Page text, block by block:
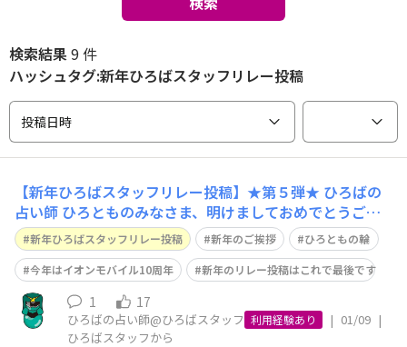
検索結果9 件
ハッシュタグ:新年ひろばスタッフリレー投稿
投稿日時
【新年ひろばスタッフリレー投稿】★第５弾★ ひろばの
占い師 ひろとものみなさま、明けましておめでとうござ
います🎍🗻🌞 旧年中は格別のご厚情をたまわり、誠にあ
りがとうございました。 私事で恐縮ですが、昨年春には
イオンに入社して20年が経ちました。 最近は、キャリア
アップ↗️としても転職があたりまえ
新年ひろばスタッフリレー投稿 新年のご挨拶
ひろともの輪
今年はイオンモバイル10周年
新年のリレー投稿はこれで最後です
1 17
ひろばの占い師@ひろばスタッフ 利用経験あり | 01/09 |
ひろばスタッフから